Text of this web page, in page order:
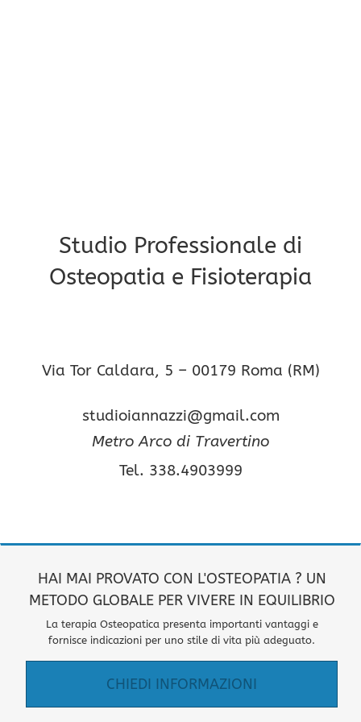
Studio Professionale di
Osteopatia e Fisioterapia
Via Tor Caldara, 5 – 00179 Roma (RM)
studioiannazzi@gmail.com
Metro Arco di Travertino
Tel. 338.4903999
HAI MAI PROVATO CON L'OSTEOPATIA ? UN
METODO GLOBALE PER VIVERE IN EQUILIBRIO
La terapia Osteopatica presenta importanti vantaggi e
fornisce indicazioni per uno stile di vita più adeguato.
CHIEDI INFORMAZIONI